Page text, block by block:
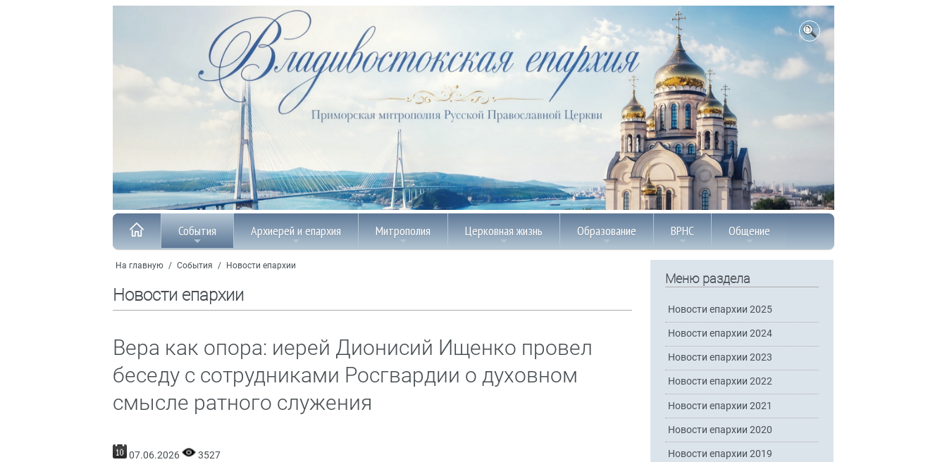
События Архиерей и епархия Митрополия Церковная жизнь Образование ВРНС Общение
На главную / События / Новости епархии
Новости епархии
Вера как опора: иерей Дионисий Ищенко провел
беседу с сотрудниками Росгвардии о духовном
смысле ратного служения
07.06.2026 3527
Меню раздела
Новости епархии 2025
Новости епархии 2024
Новости епархии 2023
Новости епархии 2022
Новости епархии 2021
Новости епархии 2020
Новости епархии 2019